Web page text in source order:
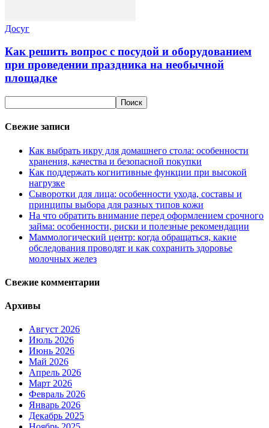
Досуг
Как решить вопрос с посудой и оборудованием
при проведении праздника на необычной
площадке
Свежие записи
Как выбрать икру для домашнего стола: особенности
хранения, качества и безопасной покупки
Как поддержать когнитивные функции при высокой
нагрузке
Сыворотки для лица: особенности ухода, составы и
принципы выбора для разных типов кожи
На что обратить внимание перед оформлением срочного
займа: особенности, риски и полезные рекомендации
Маммологический центр: когда обращаться, какие
обследования проводят и как сохранить здоровье
молочных желез
Свежие комментарии
Архивы
Август 2026
Июль 2026
Июнь 2026
Май 2026
Апрель 2026
Март 2026
Февраль 2026
Январь 2026
Декабрь 2025